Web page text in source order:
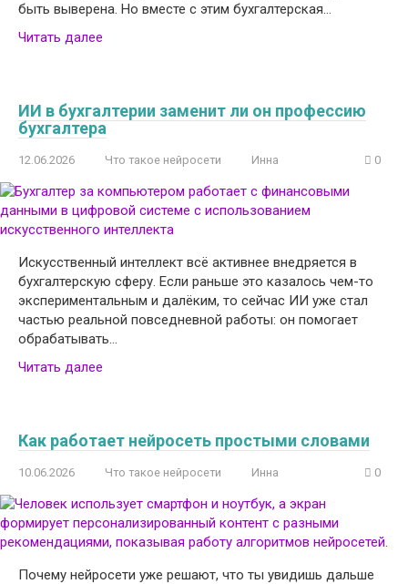
быть выверена. Но вместе с этим бухгалтерская…
Читать далее
ИИ в бухгалтерии заменит ли он профессию
бухгалтера
12.06.2026 Что такое нейросети Инна 0
Искусственный интеллект всё активнее внедряется в
бухгалтерскую сферу. Если раньше это казалось чем-то
экспериментальным и далёким, то сейчас ИИ уже стал
частью реальной повседневной работы: он помогает
обрабатывать…
Читать далее
Как работает нейросеть простыми словами
10.06.2026 Что такое нейросети Инна 0
Почему нейросети уже решают, что ты увидишь дальше